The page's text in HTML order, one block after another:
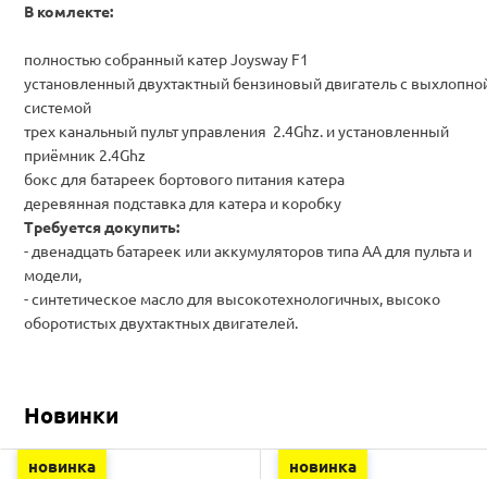
В комлекте:
полностью собранный катер Joysway F1
установленный двухтактный бензиновый двигатель с
системой
трех канальный пульт управления 2.4Ghz. и установленный
приёмник 2.4Ghz
бокс для батареек бортового питания катера
деревянная подставка для катера и коробку
Требуется докупить:
- двенадцать батареек или аккумуляторов типа АА для пульта и
модели,
- синтетическое масло для высокотехнологичных, высоко
оборотистых двухтактных двигателей.
Новинки
новинка новинка